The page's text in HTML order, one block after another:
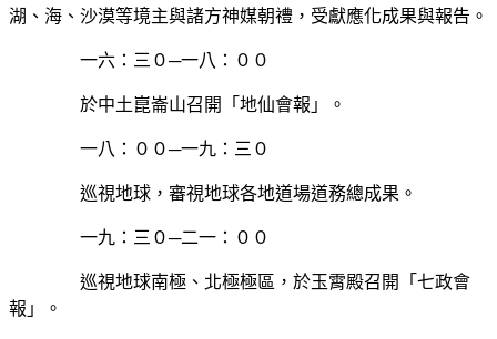
湖、海、沙漠等境主與諸方神媒朝禮，受獻應化成果與報告。
一六：三０─一八：００
於中土崑崙山召開「地仙會報」。
一八：００─一九：三０
巡視地球，審視地球各地道場道務總成果。
一九：三０─二一：００
巡視地球南極、北極極區，於玉霄殿召開「七政會
報」。